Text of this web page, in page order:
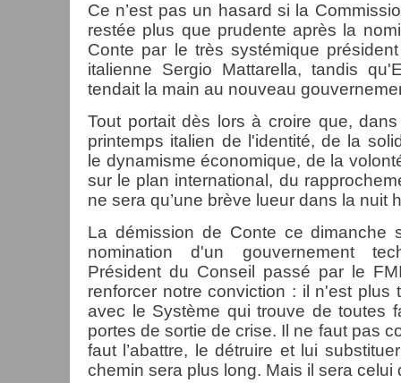
Ce n’est pas un hasard si la
restée plus que prudente après la
Conte par le très systémique
italienne Sergio Mattarella, tandis
tendait la main au nouveau
Tout portait dès lors à croire que,
printemps italien de l'identité, de la
le dynamisme économique, de la
sur le plan international, du
ne sera qu’une brève lueur dans la nuit
La démission de Conte ce dimanche
nomination d'un gouvernement
Président du Conseil passé par le
renforcer notre conviction : il n'est plus
avec le Système qui trouve de toutes
portes de sortie de crise. Il ne faut pas
faut l’abattre, le détruire et lui
chemin sera plus long. Mais il sera celui